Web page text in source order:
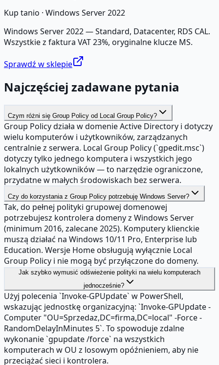
Kup tanio · Windows Server 2022
Windows Server 2022 — Standard, Datacenter, RDS CAL.
Wszystkie z faktura VAT 23%, oryginalne klucze MS.
Sprawdź w sklepie
Najczęściej zadawane pytania
Czym różni się Group Policy od Local Group Policy?
Group Policy działa w domenie Active Directory i dotyczy
wielu komputerów i użytkowników, zarządzanych
centralnie z serwera. Local Group Policy (`gpedit.msc`)
dotyczy tylko jednego komputera i wszystkich jego
lokalnych użytkowników — to narzędzie ograniczone,
przydatne w małych środowiskach bez serwera.
Czy do korzystania z Group Policy potrzebuję Windows Server?
Tak, do pełnej polityki grupowej domenowej
potrzebujesz kontrolera domeny z Windows Server
(minimum 2016, zalecane 2025). Komputery klienckie
muszą działać na Windows 10/11 Pro, Enterprise lub
Education. Wersje Home obsługują wyłącznie Local
Group Policy i nie mogą być przyłączone do domeny.
Jak szybko wymusić odświeżenie polityki na wielu komputerach
jednocześnie?
Użyj polecenia `Invoke-GPUpdate` w PowerShell,
wskazując jednostkę organizacyjną: `Invoke-GPUpdate -
Computer "OU=Sprzedaz,DC=firma,DC=local" -Force -
RandomDelayInMinutes 5`. To spowoduje zdalne
wykonanie `gpupdate /force` na wszystkich
komputerach w OU z losowym opóźnieniem, aby nie
przeciążać sieci i kontrolera.